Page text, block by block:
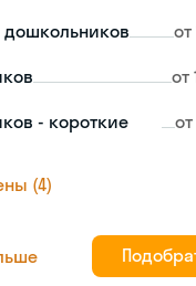
от
- короткие
(4)